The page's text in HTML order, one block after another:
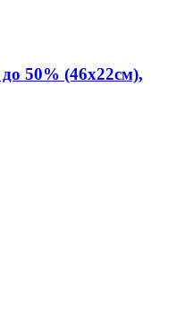
50% (46х22см),